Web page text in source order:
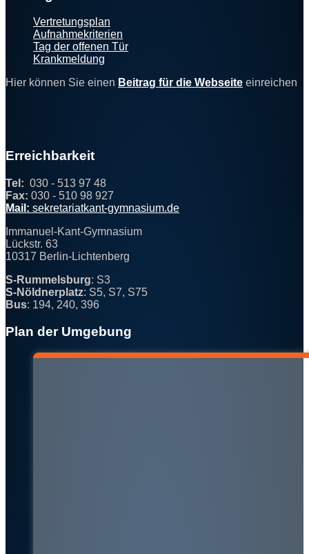
Vertretungsplan
Aufnahmekriterien
Tag der offenen Tür
Krankmeldung
Hier können Sie einen Beitrag für die Webseite einreichen
Erreichbarkeit
Tel: 030 - 513 97 48
Fax: 030 - 510 98 927
Mail: sekretariat@
kant-gymnasium.de
Immanuel-Kant-Gymnasium
Lückstr. 63
10317 Berlin-Lichtenberg
S-Rummelsburg: S3
S-Nöldnerplatz: S5, S7, S75
Bus: 194, 240, 396
Plan der Umgebung